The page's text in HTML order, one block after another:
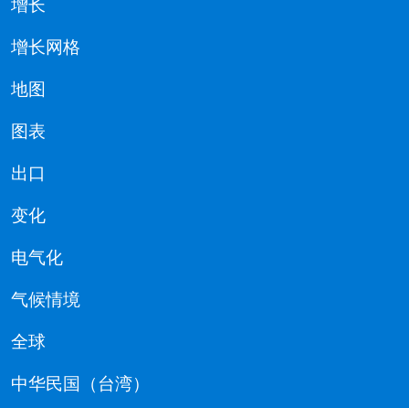
增长
增长网格
地图
图表
出口
变化
电气化
气候情境
全球
中华民国（台湾）